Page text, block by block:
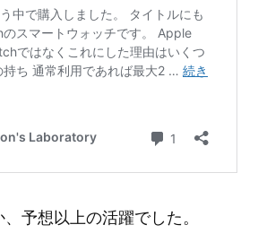
予想以上の活躍でした。